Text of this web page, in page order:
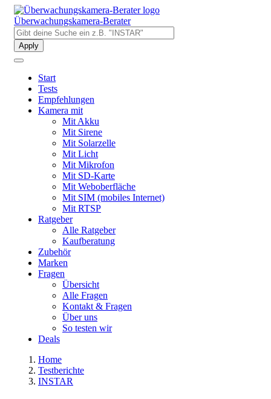
Direkt
zum
Inhalt
Überwachungskamera-Berater
Start
Tests
Empfehlungen
Kamera mit
Mit Akku
Mit Sirene
Mit Solarzelle
Mit Licht
Mit Mikrofon
Mit SD-Karte
Mit Weboberfläche
Mit SIM (mobiles Internet)
Mit RTSP
Ratgeber
Alle Ratgeber
Kaufberatung
Zubehör
Marken
Fragen
Übersicht
Alle Fragen
Kontakt & Fragen
Über uns
So testen wir
Deals
Home
Testberichte
INSTAR